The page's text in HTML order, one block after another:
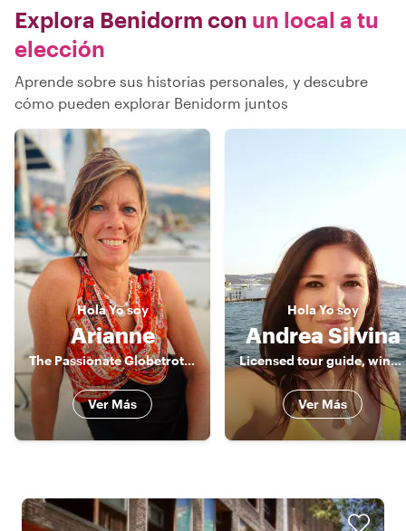
Explora Benidorm con un local a tu
elección
Aprende sobre sus historias personales, y descubre
cómo pueden explorar Benidorm juntos
HolaYo soy
Arianne
The Passionate Globetrotter
Ver Más
HolaYo soy
Andrea Silvina
Licensed tour guide, wine lover & foodie
Ver Más